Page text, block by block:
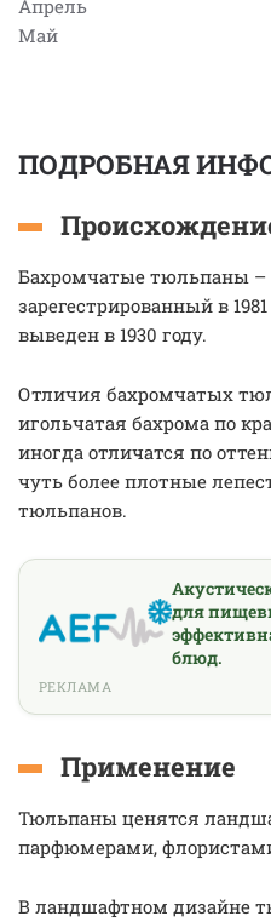
Апрель
Май
ПОДРОБНАЯ
Бахромчатые тюльпаны –
зарегестрированный в
выведен в 1930 году.
Отличия бахромчатых
игольчатая бахрома по
иногда отличатся по
чуть более плотные
тюльпанов.
для
блюд.
РЕКЛАМА
Применение
Тюльпаны ценятся
парфюмерами,
В ландшафтном дизайне